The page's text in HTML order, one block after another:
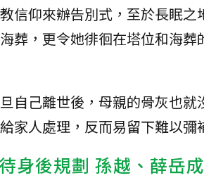
信仰來辦告別式，至於長眠
葬，更令她徘徊在塔位和海
自己離世後，母親的骨灰也
家人處理，反而易留下難以彌
身後規劃 孫越、薛岳